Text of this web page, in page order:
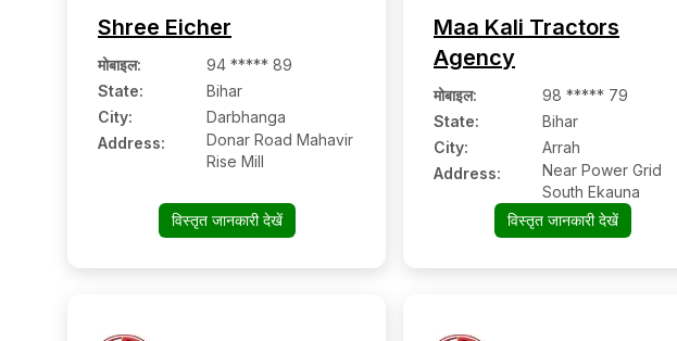
Shree Eicher
मोबाइल:
94 ***** 89
State:
Bihar
City:
Darbhanga
Address:
Donar Road Mahavir
Rise Mill
विस्तृत जानकारी देखें
Maa Kali Tractors
Agency
मोबाइल:
98 ***** 79
State:
Bihar
City:
Arrah
Address:
Near Power Grid
South Ekauna
विस्तृत जानकारी देखें